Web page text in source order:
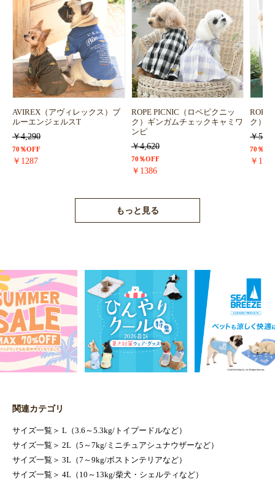
AVIREX（アヴィレックス）ブ
ルーエンジェルスT
￥4,290
70％OFF
￥1287
ROPE PICNIC（ロペピクニッ
ク）ギンガムチェックキャミワ
ンピ
￥4,620
70％OFF
￥1386
ROPE
ク）
￥
70％
￥
もっと見る
関連カテゴリ
サイズ一覧 ＞ L（3.6～5.3kg/トイプードルなど）
サイズ一覧 ＞ 2L（5～7kg/ミニチュアシュナウザーなど）
サイズ一覧 ＞ 3L（7～9kg/ボストンテリアなど）
サイズ一覧 ＞ 4L（10～13kg/柴犬・シェルティなど）